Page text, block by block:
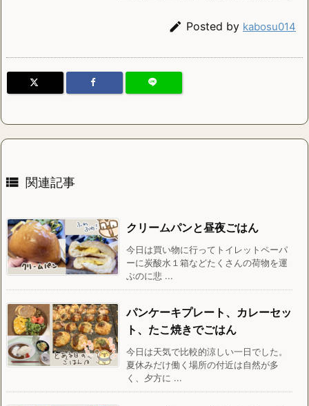
 Posted by kabosu014
 関連記事
クリームパンと昼夜ごはん
今日は買い物に行ってトイレットペーパ
ーに炭酸水１箱などたくさんの荷物を運
ぶのに悲 ...
パンケーキプレート、カレーセッ
ト、たこ焼きでごはん
今日は天気で比較的涼しい一日でした。
夏休みだけ働く場所の付近は自然が多
く、夕方に ...